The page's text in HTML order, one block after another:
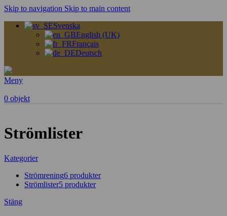
Skip to navigation Skip to main content
Svenska
English (UK)
Français
Deutsch
Meny
0 objekt
Strömlister
Kategorier
Strömrening6 produkter
Strömlister5 produkter
Stäng